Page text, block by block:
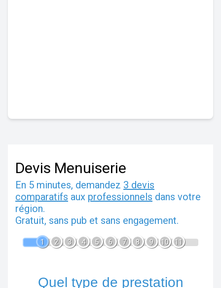
Devis Menuiserie
En 5 minutes, demandez 3 devis
comparatifs aux professionnels dans votre
région.
Gratuit, sans pub et sans engagement.
1 2 3 4 5 6 7 8 9 10 11
Quel type de prestation